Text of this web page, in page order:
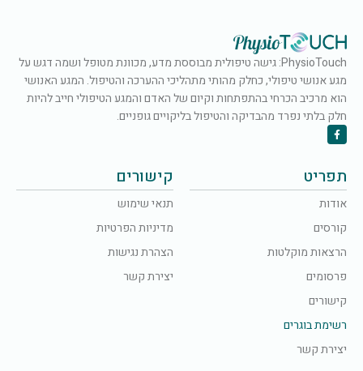
PhysioTouch: גישה טיפולית מבוססת מדע, מכוונת מטופל ושמה דגש על
מגע אנושי טיפולי, כחלק מהותי מתהליכי ההערכה והטיפול. המגע האנושי
הוא מרכיב הכרחי בהתפתחות וקיום של האדם והמגע הטיפולי חייב להיות
חלק בלתי נפרד מהבדיקה והטיפול בליקויים גופניים.
תפריט
אודות
קורסים
הרצאות מוקלטות
פרסומים
קישורים
רשימת בוגרים
יצירת קשר
קישורים
תנאי שימוש
מדיניות הפרטיות
הצהרת נגישות
יצירת קשר